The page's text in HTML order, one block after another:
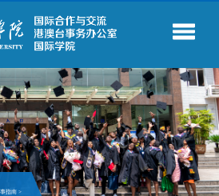
指南 >